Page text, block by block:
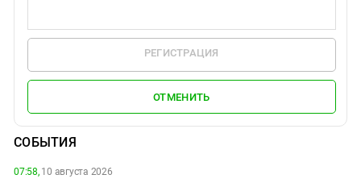
РЕГИСТРАЦИЯ
ОТМЕНИТЬ
СОБЫТИЯ
07:58,10 августа 2026